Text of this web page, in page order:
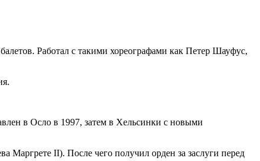
Работал с такими хореографами как Петер Шауфус,
в Осло в 1997, затем в Хельсинки с новыми
Маргрете II). После чего получил орден за заслуги перед